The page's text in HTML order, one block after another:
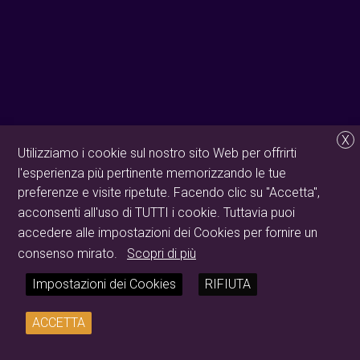
X
Utilizziamo i cookie sul nostro sito Web per offrirti
l'esperienza più pertinente memorizzando le tue
preferenze e visite ripetute. Facendo clic su "Accetta",
acconsenti all'uso di TUTTI i cookie. Tuttavia puoi
accedere alle impostazioni dei Cookies per fornire un
consenso mirato.
Scopri di più
Impostazioni dei Cookies
RIFIUTA
ACCETTA